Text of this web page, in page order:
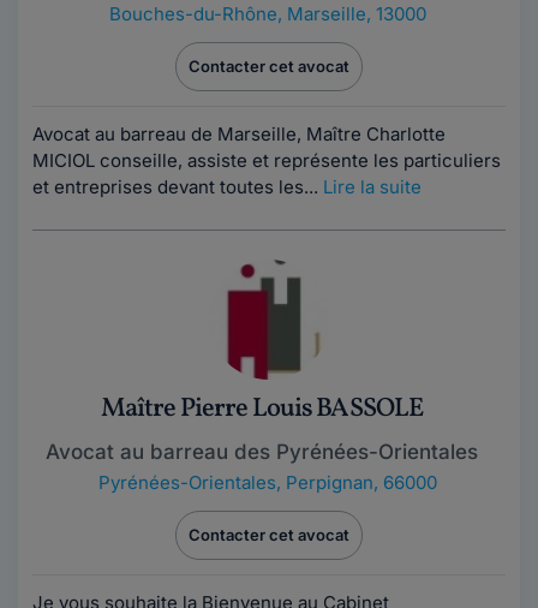
Bouches-du-Rhône, Marseille, 13000
Contacter cet avocat
Avocat au barreau de Marseille, Maître Charlotte
MICIOL conseille, assiste et représente les particuliers
et entreprises devant toutes les... Lire la suite
Maître Pierre Louis BASSOLE
Avocat au barreau des Pyrénées-Orientales
Pyrénées-Orientales, Perpignan, 66000
Contacter cet avocat
Je vous souhaite la Bienvenue au Cabinet